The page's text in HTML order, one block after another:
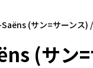
(サン=サーンス)
(サン=